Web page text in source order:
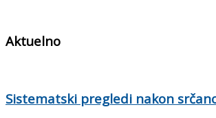
Aktuelno
Sistematski pregledi nakon